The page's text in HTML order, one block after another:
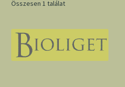
Összesen 1 találat